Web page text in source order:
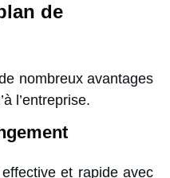
de
nombreux avantages
l’entreprise.
et rapide avec